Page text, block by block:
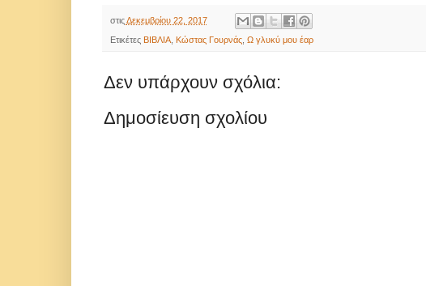
στιςΔεκεμβρίου 22, 2017
Ετικέτες ΒΙΒΛΙΑ, Κώστας Γουρνάς, Ω γλυκύ μου έαρ
Δεν υπάρχουν σχόλια:
Δημοσίευση σχολίου